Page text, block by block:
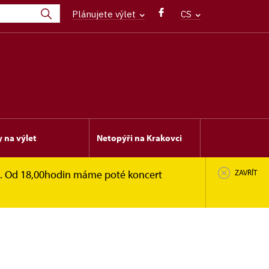
Plánujete výlet CS
na výlet Netopýři na Krakovci
Od 18,00hodin máme poté koncert ZAVŘÍT